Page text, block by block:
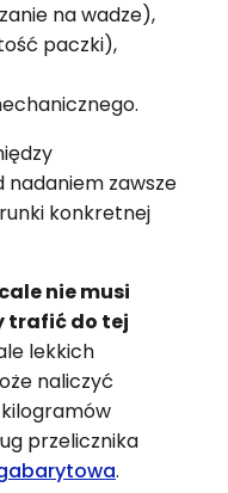
na wadze),
paczki),
zawsze
konkretnej
nie musi
trafić do tej
lekkich
naliczyć
przelicznika
.